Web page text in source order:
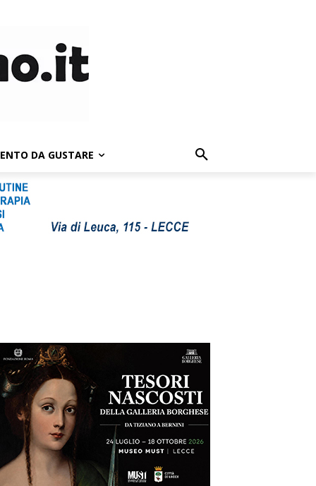
DA GUSTARE